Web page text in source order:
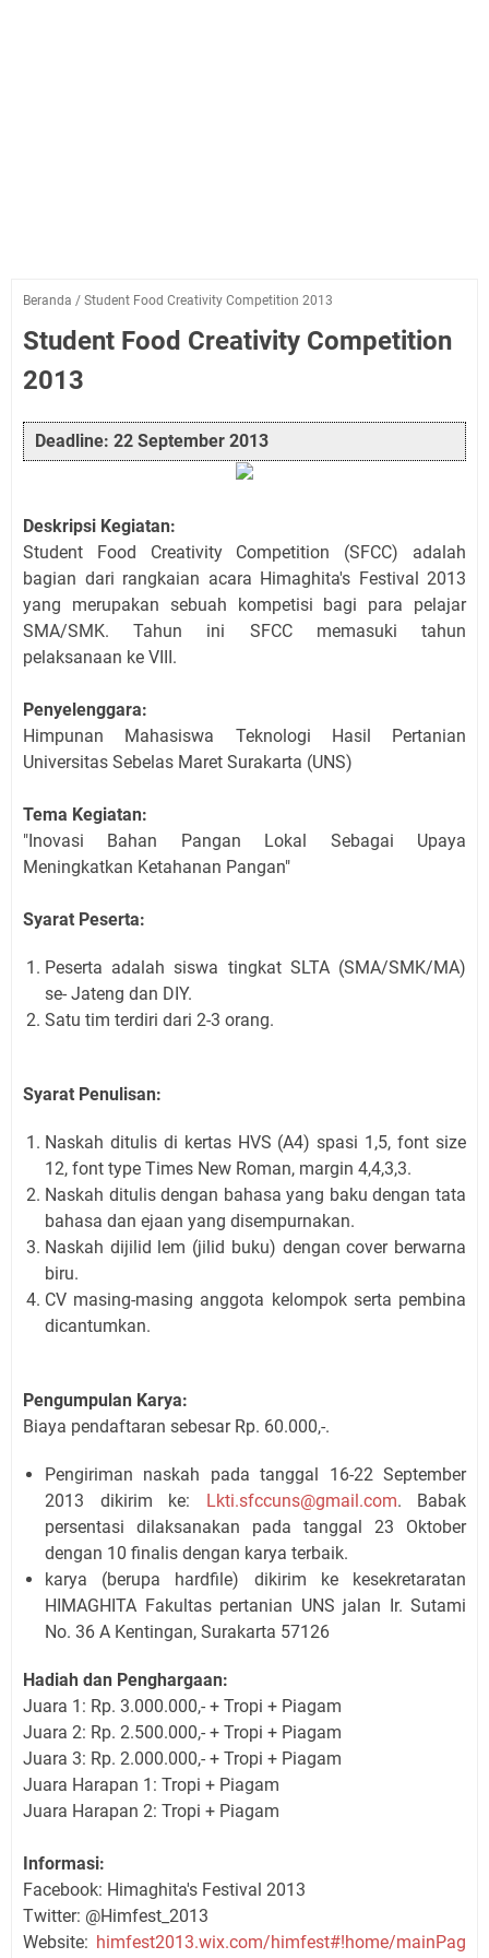
Beranda / Student Food Creativity Competition 2013
Student Food Creativity Competition
2013
Deadline: 22 September 2013
Deskripsi Kegiatan:
Student Food Creativity Competition (SFCC) adalah
bagian dari rangkaian acara Himaghita's Festival 2013
yang merupakan sebuah kompetisi bagi para pelajar
SMA/SMK. Tahun ini SFCC memasuki tahun
pelaksanaan ke VIII.
Penyelenggara:
Himpunan Mahasiswa Teknologi Hasil Pertanian
Universitas Sebelas Maret Surakarta (UNS)
Tema Kegiatan:
"Inovasi Bahan Pangan Lokal Sebagai Upaya
Meningkatkan Ketahanan Pangan"
Syarat Peserta:
Peserta adalah siswa tingkat SLTA (SMA/SMK/MA)
se- Jateng dan DIY.
Satu tim terdiri dari 2-3 orang.
Syarat Penulisan:
Naskah ditulis di kertas HVS (A4) spasi 1,5, font size
12, font type Times New Roman, margin 4,4,3,3.
Naskah ditulis dengan bahasa yang baku dengan tata
bahasa dan ejaan yang disempurnakan.
Naskah dijilid lem (jilid buku) dengan cover berwarna
biru.
CV masing-masing anggota kelompok serta pembina
dicantumkan.
Pengumpulan Karya:
Biaya pendaftaran sebesar Rp. 60.000,-.
Pengiriman naskah pada tanggal 16-22 September
2013 dikirim ke: Lkti.sfccuns@gmail.com. Babak
persentasi dilaksanakan pada tanggal 23 Oktober
dengan 10 finalis dengan karya terbaik.
karya (berupa hardfile) dikirim ke kesekretaratan
HIMAGHITA Fakultas pertanian UNS jalan Ir. Sutami
No. 36 A Kentingan, Surakarta 57126
Hadiah dan Penghargaan:
Juara 1: Rp. 3.000.000,- + Tropi + Piagam
Juara 2: Rp. 2.500.000,- + Tropi + Piagam
Juara 3: Rp. 2.000.000,- + Tropi + Piagam
Juara Harapan 1: Tropi + Piagam
Juara Harapan 2: Tropi + Piagam
Informasi:
Facebook: Himaghita's Festival 2013
Twitter: @Himfest_2013
Website: himfest2013.wix.com/himfest#!home/mainPag